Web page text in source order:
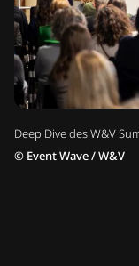
Deep Dive des W&V
© Event Wave / W&V